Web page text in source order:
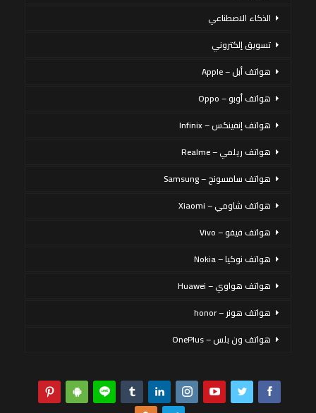
الذكاء الاصطناعي
تسويق إلكتروني
هواتف أبل – Apple
هواتف أوبو – Oppo
هواتف إنفينكس – Infinix
هواتف ريلمي – Realme
هواتف سامسونج – Samsung
هواتف شاومي – Xiaomi
هواتف فيفو – Vivo
هواتف نوكيا – Nokia
هواتف هواوي – Huawei
هواتف هونر – honor
هواتف ون بلس – OnePlus